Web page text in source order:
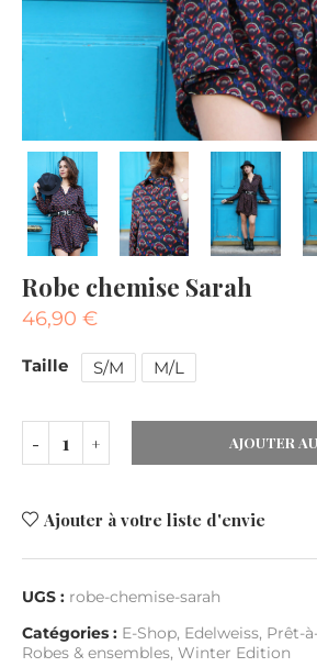
Robe chemise Sarah
46,90 €
Taille S/M M/L
AJOUTER
Ajouter à votre liste d'envie
UGS : robe-chemise-sarah
Catégories : E-Shop, Edelweiss, Prêt-
Robes & ensembles, Winter Edition